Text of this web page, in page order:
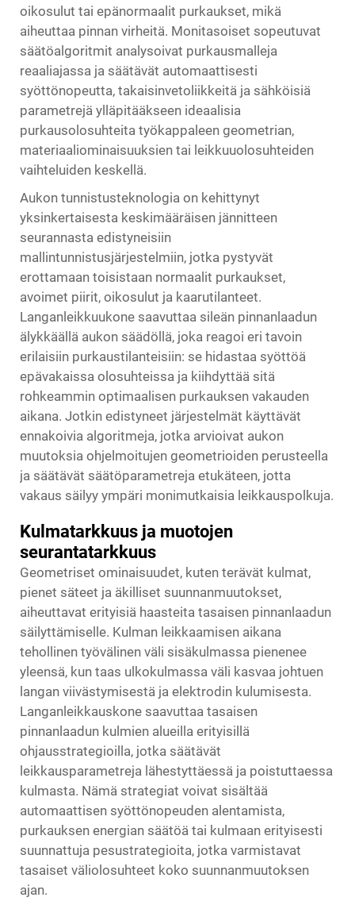
oikosulut tai epänormaalit purkaukset, mikä
aiheuttaa pinnan virheitä. Monitasoiset sopeutuvat
säätöalgoritmit analysoivat purkausmalleja
reaaliajassa ja säätävät automaattisesti
syöttönopeutta, takaisinvetoliikkeitä ja sähköisiä
parametrejä ylläpitääkseen ideaalisia
purkausolosuhteita työkappaleen geometrian,
materiaaliominaisuuksien tai leikkuuolosuhteiden
vaihteluiden keskellä.
Aukon tunnistusteknologia on kehittynyt
yksinkertaisesta keskimääräisen jännitteen
seurannasta edistyneisiin
mallintunnistusjärjestelmiin, jotka pystyvät
erottamaan toisistaan normaalit purkaukset,
avoimet piirit, oikosulut ja kaarutilanteet.
Langanleikkuukone saavuttaa sileän pinnanlaadun
älykkäällä aukon säädöllä, joka reagoi eri tavoin
erilaisiin purkaustilanteisiin: se hidastaa syöttöä
epävakaissa olosuhteissa ja kiihdyttää sitä
rohkeammin optimaalisen purkauksen vakauden
aikana. Jotkin edistyneet järjestelmät käyttävät
ennakoivia algoritmeja, jotka arvioivat aukon
muutoksia ohjelmoitujen geometrioiden perusteella
ja säätävät säätöparametreja etukäteen, jotta
vakaus säilyy ympäri monimutkaisia leikkauspolkuja.
Kulmatarkkuus ja muotojen
seurantatarkkuus
Geometriset ominaisuudet, kuten terävät kulmat,
pienet säteet ja äkilliset suunnanmuutokset,
aiheuttavat erityisiä haasteita tasaisen pinnanlaadun
säilyttämiselle. Kulman leikkaamisen aikana
tehollinen työvälinen väli sisäkulmassa pienenee
yleensä, kun taas ulkokulmassa väli kasvaa johtuen
langan viivästymisestä ja elektrodin kulumisesta.
Langanleikkauskone saavuttaa tasaisen
pinnanlaadun kulmien alueilla erityisillä
ohjausstrategioilla, jotka säätävät
leikkausparametreja lähestyttäessä ja poistuttaessa
kulmasta. Nämä strategiat voivat sisältää
automaattisen syöttönopeuden alentamista,
purkauksen energian säätöä tai kulmaan erityisesti
suunnattuja pesustrategioita, jotka varmistavat
tasaiset väliolosuhteet koko suunnanmuutoksen
ajan.